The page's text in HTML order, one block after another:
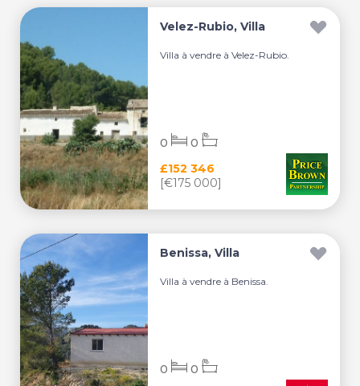
Velez-Rubio, Villa
Villa à vendre à Velez-Rubio.
£152 346
[€175 000]
0 0
Benissa, Villa
Villa à vendre à Benissa.
0 0